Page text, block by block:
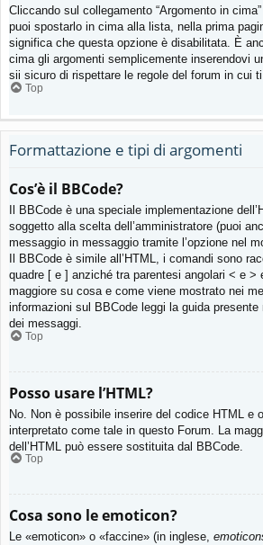
Cliccando sul collegamento “Argomento in
puoi spostarlo in cima alla lista, nella prima
significa che questa opzione è disabilitata. È
cima gli argomenti semplicemente inserendovi
sii sicuro di rispettare le regole del forum in cui
Top
Formattazione e tipi di argomenti
Cos’è il BBCode?
Il BBCode è una speciale implementazione
soggetto alla scelta dell’amministratore (puoi
messaggio in messaggio tramite l’opzione nel
Il BBCode è simile all’HTML, i comandi sono
quadre [ e ] anziché tra parentesi angolari < e >
maggiore su cosa e come viene mostrato nei
informazioni sul BBCode leggi la guida presente
dei messaggi.
Top
Posso usare l’HTML?
No. Non è possibile inserire del codice HTML e
interpretato come tale in questo Forum. La
dell’HTML può essere sostituita dal BBCode.
Top
Cosa sono le emoticon?
Le «emoticon» o «faccine» (in inglese,